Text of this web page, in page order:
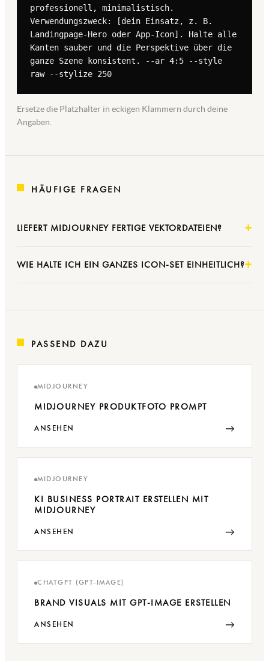
professionell, minimalistisch.
Verwendungszweck: [dein Einsatz, z. B.
Landingpage-Hero oder App-Icon]. Halte alle
Kanten sauber und die Perspektive über die
ganze Szene konsistent. --ar 4:5 --style
raw --stylize 250
Ersetze die Platzhalter in eckigen Klammern durch deine
Angaben.
HÄUFIGE FRAGEN
LIEFERT MIDJOURNEY FERTIGE VEKTORDATEIEN?
WIE HALTE ICH EIN GANZES ICON-SET EINHEITLICH?
PASSEND DAZU
MIDJOURNEY
MIDJOURNEY PRODUKTFOTO PROMPT
ANSEHEN →
MIDJOURNEY
KI BUSINESS PORTRAIT ERSTELLEN MIT
MIDJOURNEY
ANSEHEN →
CHATGPT (GPT-IMAGE)
BRAND VISUALS MIT GPT-IMAGE ERSTELLEN
ANSEHEN →